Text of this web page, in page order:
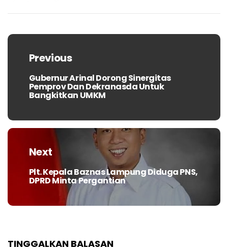
Navigasi
posPrevious
Previous
post:
Gubernur Arinal Dorong Sinergitas
Pemprov Dan Dekranasda Untuk
Bangkitkan UMKM
Next
Next
post:
Plt. Kepala Baznas Lampung Diduga PNS,
DPRD Minta Pergantian
TINGGALKAN BALASAN